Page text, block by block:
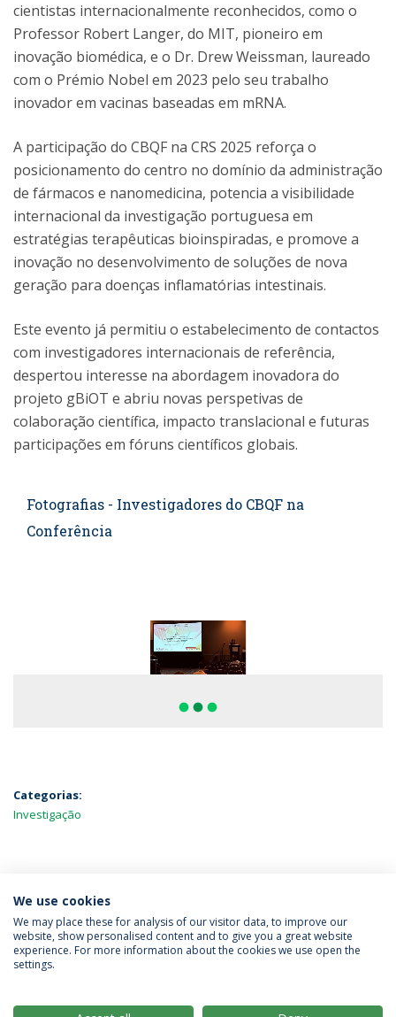
cientistas internacionalmente reconhecidos, como o
Professor Robert Langer, do MIT, pioneiro em
inovação biomédica, e o Dr. Drew Weissman, laureado
com o Prémio Nobel em 2023 pelo seu trabalho
inovador em vacinas baseadas em mRNA.
A participação do CBQF na CRS 2025 reforça o
posicionamento do centro no domínio da administração
de fármacos e nanomedicina, potencia a visibilidade
internacional da investigação portuguesa em
estratégias terapêuticas bioinspiradas, e promove a
inovação no desenvolvimento de soluções de nova
geração para doenças inflamatórias intestinais.
Este evento já permitiu o estabelecimento de contactos
com investigadores internacionais de referência,
despertou interesse na abordagem inovadora do
projeto gBiOT e abriu novas perspetivas de
colaboração científica, impacto translacional e futuras
participações em fóruns científicos globais.
Fotografias - Investigadores do CBQF na
Conferência
fiber_manual_record fiber_manual_record fiber_manual_record
Categorias:
Investigação
MAIS NOTÍCIAS
Política de Privacidade
Termos & Condições
We use cookies
We may place these for analysis of our visitor data, to improve our
website, show personalised content and to give you a great website
experience. For more information about the cookies we use open the
settings.